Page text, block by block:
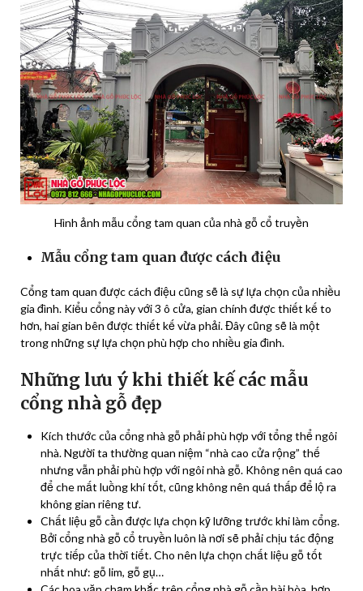
Hình ảnh mẫu cổng tam quan của nhà gỗ cổ truyền
Mẫu cổng tam quan được cách điệu
Cổng tam quan được cách điệu cũng sẽ là sự lựa chọn của nhiều
gia đình. Kiểu cổng này với 3 ô cửa, gian chính được thiết kế to
hơn, hai gian bên được thiết kế vừa phải. Đây cũng sẽ là một
trong những sự lựa chọn phù hợp cho nhiều gia đình.
Những lưu ý khi thiết kế các mẫu
cổng nhà gỗ đẹp
Kích thước của cổng nhà gỗ phải phù hợp với tổng thể ngôi
nhà. Người ta thường quan niệm “nhà cao cửa rộng” thế
nhưng vẫn phải phù hợp với ngôi nhà gỗ. Không nên quá cao
để che mất luồng khí tốt, cũng không nên quá thấp để lộ ra
không gian riêng tư.
Chất liệu gỗ cần được lựa chọn kỹ lưỡng trước khi làm cổng.
Bởi cổng nhà gỗ cổ truyền luôn là nơi sẽ phải chịu tác động
trực tiếp của thời tiết. Cho nên lựa chọn chất liệu gỗ tốt
nhất như: gỗ lim, gỗ gụ…